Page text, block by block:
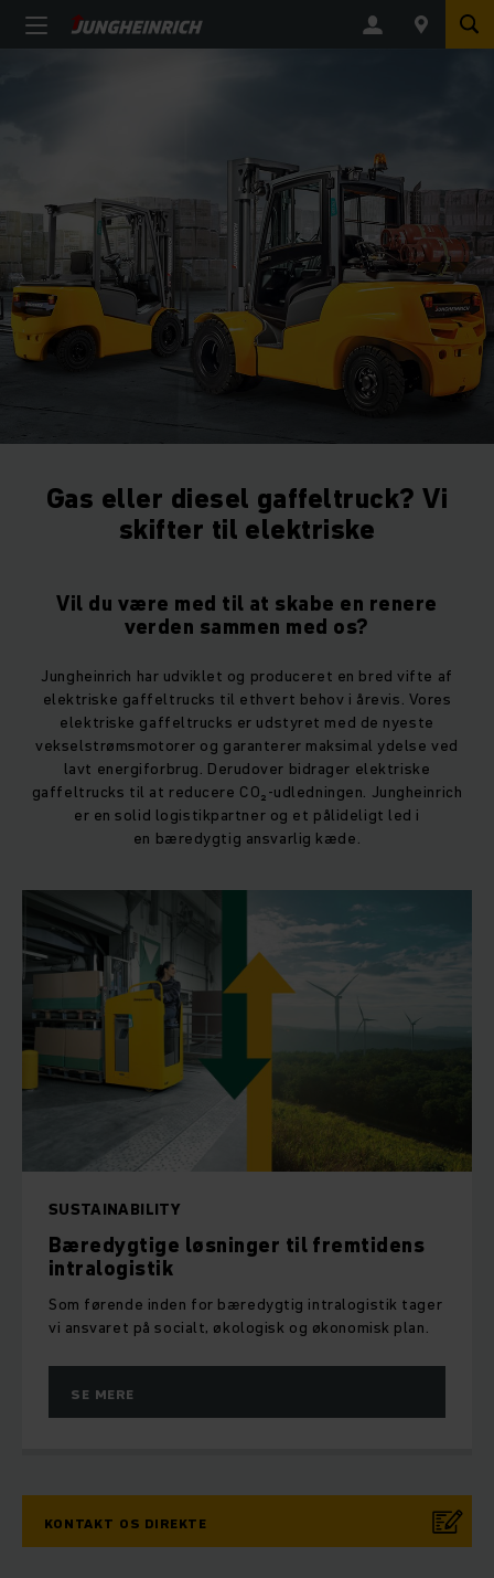
Gas eller diesel gaffeltruck? Vi
skifter til elektriske
Vil du være med til at skabe en renere
verden sammen med os?
Jungheinrich har udviklet og produceret en bred vifte af
elektriske gaffeltrucks til ethvert behov i årevis. Vores
elektriske gaffeltrucks er udstyret med de nyeste
vekselstrømsmotorer og garanterer maksimal ydelse ved
lavt energiforbrug. Derudover bidrager elektriske
gaffeltrucks til at reducere CO₂-udledningen. Jungheinrich
er en solid logistikpartner og et pålideligt led i
en bæredygtig ansvarlig kæde.
SUSTAINABILITY
Bæredygtige løsninger til fremtidens
intralogistik
Som førende inden for bæredygtig intralogistik tager
vi ansvaret på socialt, økologisk og økonomisk plan.
SE MERE
KONTAKT OS DIREKTE